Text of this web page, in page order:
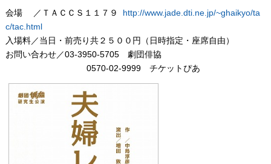
会場 ／ＴＡＣＣＳ１１７９ http://www.jade.dti.ne.jp/~ghaikyo/ta
c/tac.html
入場料／当日・前売り共２５００円（日時指定・座席自由）
お問い合わせ／03-3950-5705 劇団俳協
0570-02-9999 チケットぴあ